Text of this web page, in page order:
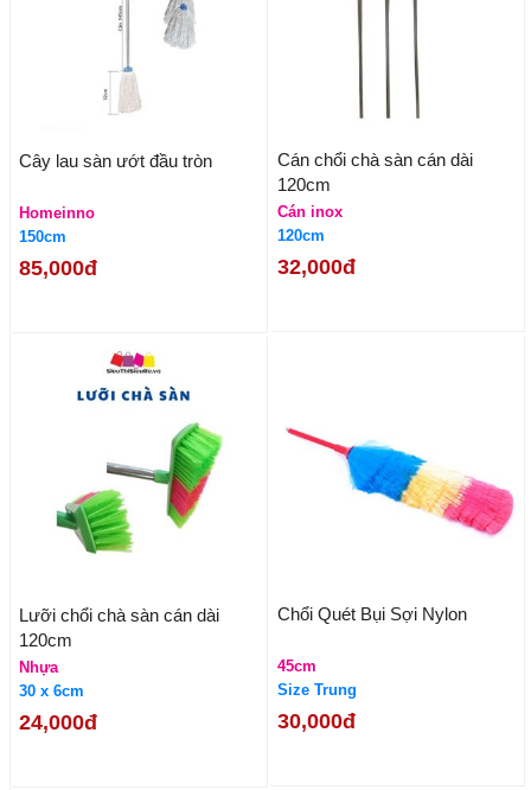
Cây lau sàn ướt đầu tròn
Homeinno
150cm
85,000đ
Cán chổi chà sàn cán dài
120cm
Cán inox
120cm
32,000đ
Lưỡi chổi chà sàn cán dài
120cm
Nhựa
30 x 6cm
24,000đ
Chổi Quét Bụi Sợi Nylon
45cm
Size Trung
30,000đ